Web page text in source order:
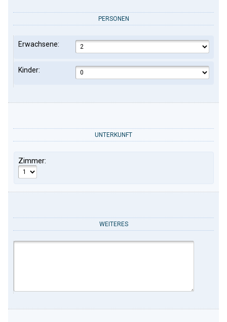
PERSONEN
Erwachsene:
Kinder:
UNTERKUNFT
Zimmer:
WEITERES